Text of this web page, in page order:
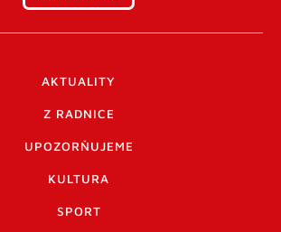
AKTUALITY
Z RADNICE
UPOZORŇUJEME
KULTURA
SPORT